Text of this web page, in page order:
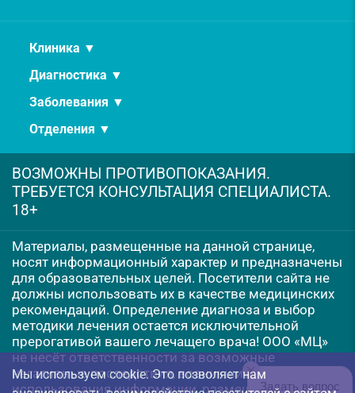
Клиника ▼
Диагностика ▼
Заболевания ▼
Отделения ▼
ВОЗМОЖНЫ ПРОТИВОПОКАЗАНИЯ.
ТРЕБУЕТСЯ КОНСУЛЬТАЦИЯ СПЕЦИАЛИСТА.
18+
Материалы, размещенные на данной странице,
носят информационный характер и предназначены
для образовательных целей. Посетители сайта не
должны использовать их в качестве медицинских
рекомендаций. Определение диагноза и выбор
методики лечения остается исключительной
прерогативой вашего лечащего врача! ООО «МЦ»
не несёт ответственности за возможные
негативные последствия, возникшие в результате
использования информации, размещенной на
Мы используем cookie. Это позволяет нам
Задать вопрос